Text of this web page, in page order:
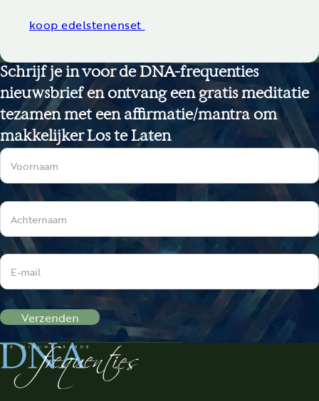
koop edelstenenset
Schrijf je in voor de DNA-frequenties
nieuwsbrief en ontvang een gratis meditatie
tezamen met een affirmatie/mantra om
makkelijker Los te Laten
Sectie
Verzenden